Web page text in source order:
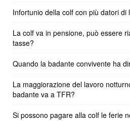
Infortunio della colf con più datori di
La colf va in pensione, può essere
tasse?
Quando la badante convivente ha
La maggiorazione del lavoro
badante va a TFR?
Si possono pagare alla colf le ferie